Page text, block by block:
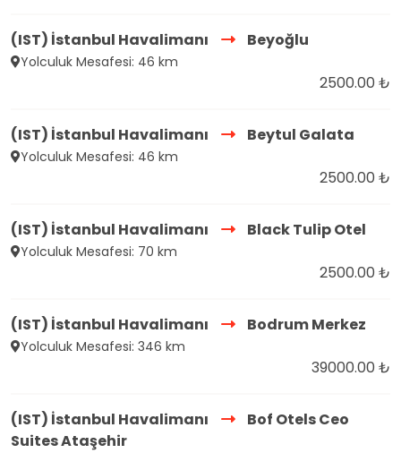
(IST) İstanbul Havalimanı Beyoğlu
Yolculuk Mesafesi: 46 km
2500.00 ₺
(IST) İstanbul Havalimanı Beytul Galata
Yolculuk Mesafesi: 46 km
2500.00 ₺
(IST) İstanbul Havalimanı Black Tulip Otel
Yolculuk Mesafesi: 70 km
2500.00 ₺
(IST) İstanbul Havalimanı Bodrum Merkez
Yolculuk Mesafesi: 346 km
39000.00 ₺
(IST) İstanbul Havalimanı
Bof Otels Ceo
Suites Ataşehir